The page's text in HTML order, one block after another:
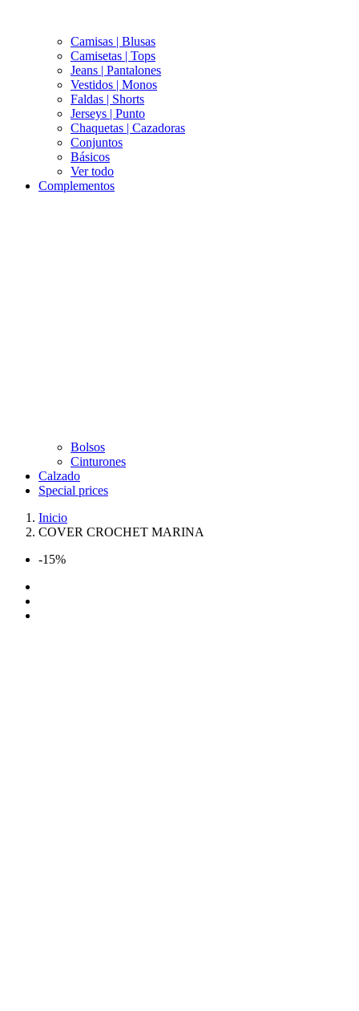
Camisas | Blusas
Camisetas | Tops
Jeans | Pantalones
Vestidos | Monos
Faldas | Shorts
Jerseys | Punto
Chaquetas | Cazadoras
Conjuntos
Básicos
Ver todo
Complementos
Bolsos
Cinturones
Calzado
Special prices
Inicio
COVER CROCHET MARINA
-15%